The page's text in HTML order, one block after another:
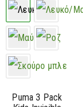
Puma 3 Pack